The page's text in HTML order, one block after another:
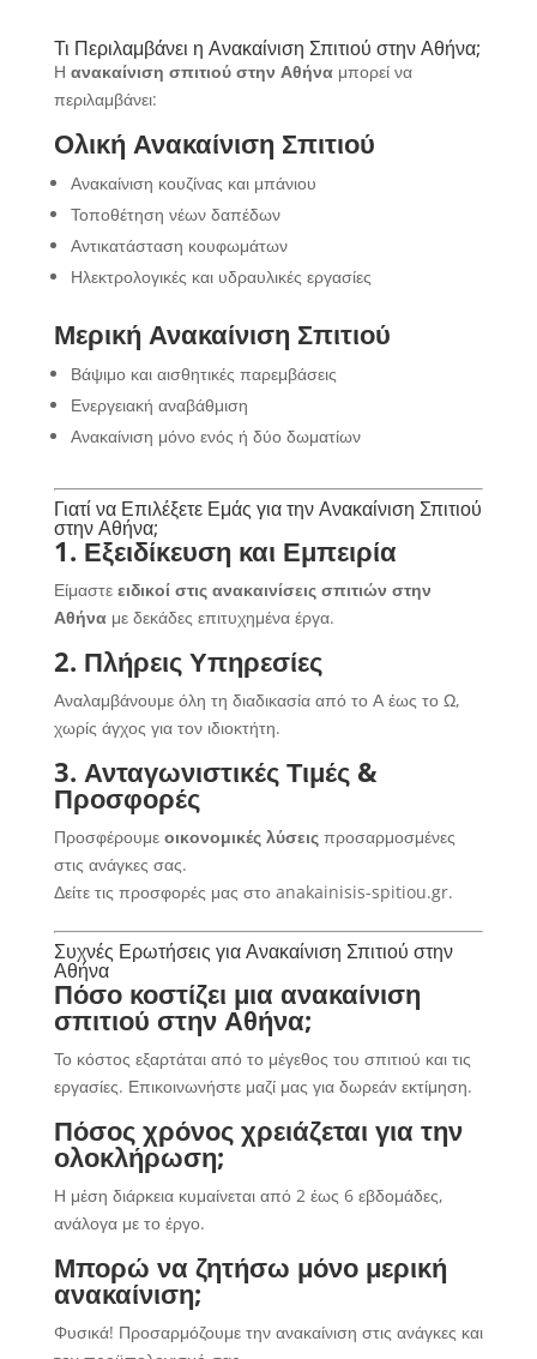
Τι Περιλαμβάνει η Ανακαίνιση Σπιτιού στην Αθήνα;
Η ανακαίνιση σπιτιού στην Αθήναμπορεί να
περιλαμβάνει:
Ολική Ανακαίνιση Σπιτιού
Ανακαίνιση κουζίνας και μπάνιου
Τοποθέτηση νέων δαπέδων
Αντικατάσταση κουφωμάτων
Ηλεκτρολογικές και υδραυλικές εργασίες
Μερική Ανακαίνιση Σπιτιού
Βάψιμο και αισθητικές παρεμβάσεις
Ενεργειακή αναβάθμιση
Ανακαίνιση μόνο ενός ή δύο δωματίων
Γιατί να Επιλέξετε Εμάς για την Ανακαίνιση Σπιτιού
στην Αθήνα;
1. Εξειδίκευση και Εμπειρία
Είμαστε ειδικοί στις ανακαινίσεις σπιτιών στην
Αθήναμε δεκάδες επιτυχημένα έργα.
2. Πλήρεις Υπηρεσίες
Αναλαμβάνουμε όλη τη διαδικασία από το Α έως το Ω,
χωρίς άγχος για τον ιδιοκτήτη.
3. Ανταγωνιστικές Τιμές &
Προσφορές
Προσφέρουμε οικονομικές λύσειςπροσαρμοσμένες
στις ανάγκες σας.
Δείτε τις προσφορές μας στο anakainisis-spitiou.gr.
Συχνές Ερωτήσεις για Ανακαίνιση Σπιτιού στην
Αθήνα
Πόσο κοστίζει μια ανακαίνιση
σπιτιού στην Αθήνα;
Το κόστος εξαρτάται από το μέγεθος του σπιτιού και τις
εργασίες. Επικοινωνήστε μαζί μας για δωρεάν εκτίμηση.
Πόσος χρόνος χρειάζεται για την
ολοκλήρωση;
Η μέση διάρκεια κυμαίνεται από 2 έως 6 εβδομάδες,
ανάλογα με το έργο.
Μπορώ να ζητήσω μόνο μερική
ανακαίνιση;
Φυσικά! Προσαρμόζουμε την ανακαίνιση στις ανάγκες και